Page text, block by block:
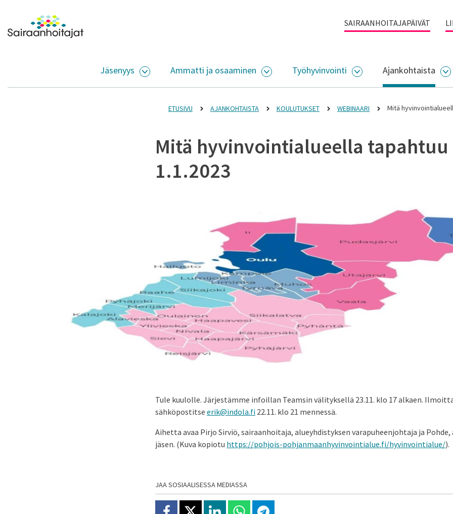
Siirry sisältöön
Etusivulle SAIRAANHOITAJAPÄIVÄT
Jäsenyys
AVAA ALASIVUJEN VALIKKO
Ammatti ja osaaminen
AVAA ALASIVUJEN VALIKKO
Työhyvinvointi
AVAA ALASIVUJEN
Ajankohtaista
ETUSIVU AJANKOHTAISTA KOULUTUKSET WEBINAARI Mitä
Mitä hyvinvointialueella tapahtuu
1.1.2023
Tule kuulolle. Järjestämme infoillan Teamsin välityksellä 23.11. klo 17 alkaen.
sähköpostitse erik@indola.fi 22.11. klo 21 mennessä.
Aihetta avaa Pirjo Sirviö, sairaanhoitaja, alueyhdistyksen varapuheenjohtaja ja
jäsen. (Kuva kopiotu https://pohjois-pohjanmaanhyvinvointialue.fi/hyvinvointialue/).
JAA SOSIAALISESSA MEDIASSA